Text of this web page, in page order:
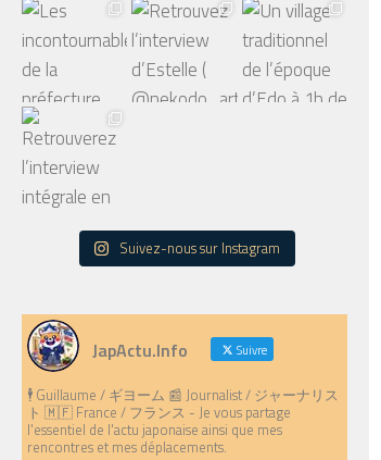
Suivez-nous sur Instagram
JapActu.Info Suivre
🕴️ Guillaume / ギヨーム 📰 Journalist / ジャーナリス
ト 🇲🇫 France / フランス - Je vous partage
l'essentiel de l'actu japonaise ainsi que mes
rencontres et mes déplacements.